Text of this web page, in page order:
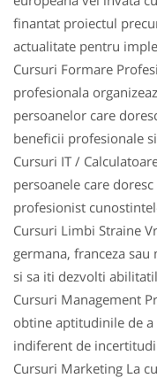
finantat proiectul
actualitate pentru
Cursuri Formare
profesionala
persoanelor care
beneficii profesionale
Cursuri IT /
persoanele care
profesionist
Cursuri Limbi Straine
germana, franceza
si sa iti dezvolti
Cursuri Management
obtine aptitudinile de
indiferent de
Cursuri Marketing La